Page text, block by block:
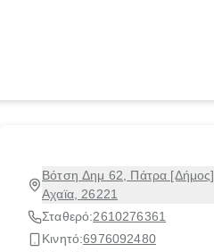
Βότση Δημ 62, Πάτρα [Δήμος],
Αχαϊα, 26221
Σταθερό:2610276361
Κινητό:6976092480